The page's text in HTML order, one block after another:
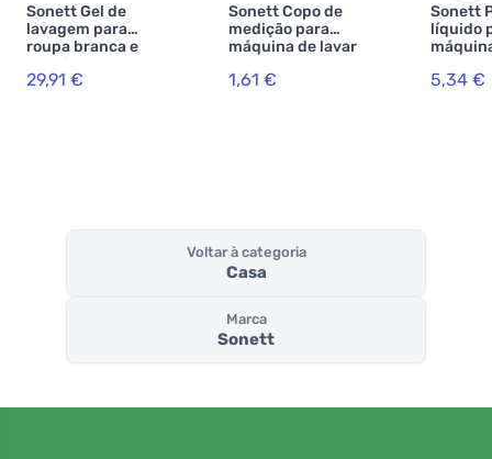
Sonett Gel de
lavagem para
roupa branca e
colorida 5 l
29,91 €
Sonett Copo de
medição para
máquina de lavar
1,61 €
Sonett
líquido
5,34 €
Voltar à categoria
Casa
Marca
Sonett